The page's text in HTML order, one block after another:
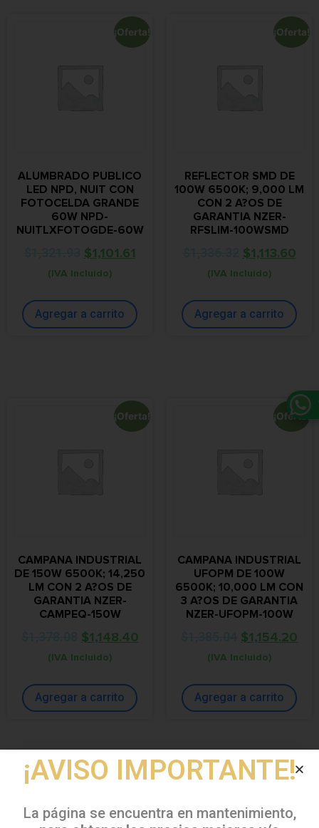
¡Oferta!
ALUMBRADO PUBLICO
LED NPD, NUIT CON
FOTOCELDA GRANDE
60W NPD-
NUITLXFOTOGDE-60W
$1,101.61
(IVA Incluido)
Agregar a carrito
¡Oferta!
REFLECTOR SMD DE
100W 6500K; 9,000 LM
CON 2 A?OS DE
GARANTIA NZER-
RFSLIM-100WSMD
$1,113.60
(IVA Incluido)
Agregar a carrito
¡Oferta!
CAMPANA INDUSTRIAL
DE 150W 6500K; 14,250
LM CON 2 A?OS DE
GARANTIA NZER-
CAMPEQ-150W
$1,148.40
(IVA Incluido)
Agregar a carrito
¡Oferta!
CAMPANA INDUSTRIAL
UFOPM DE 100W
6500K; 10,000 LM CON
3 A?OS DE GARANTIA
NZER-UFOPM-100W
$1,154.20
(IVA Incluido)
Agregar a carrito
¡AVISO IMPORTANTE!
La página se encuentra en mantenimiento,